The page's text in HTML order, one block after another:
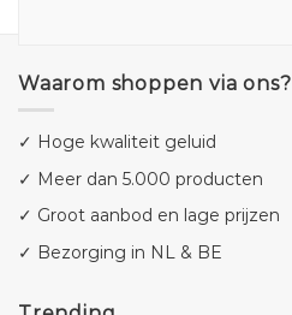
Waarom shoppen via ons?
✓ Hoge kwaliteit geluid
✓ Meer dan 5.000 producten
✓ Groot aanbod en lage prijzen
✓ Bezorging in NL & BE